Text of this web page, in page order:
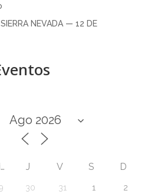
NEVADA — 12 DE
M J V S D
30 31 1 2